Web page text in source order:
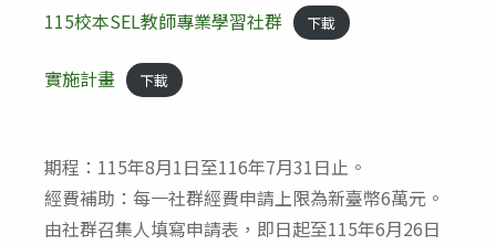
115校本SEL教師專業學習社群 下載
實施計畫 下載
期程：115年8月1日至116年7月31日止。
經費補助：每一社群經費申請上限為新臺幣6萬元。
由社群召集人填寫申請表，即日起至115年6月26日